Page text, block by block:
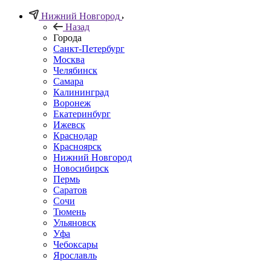
Нижний Новгород
Назад
Города
Санкт-Петербург
Москва
Челябинск
Самара
Калининград
Воронеж
Екатеринбург
Ижевск
Краснодар
Красноярск
Нижний Новгород
Новосибирск
Пермь
Саратов
Сочи
Тюмень
Ульяновск
Уфа
Чебоксары
Ярославль